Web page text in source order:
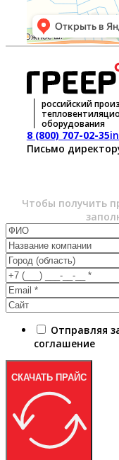
российский
оборудования
8 (800) 707-02-35
Письмо
Чтобы получить
Отправляя
соглашение
СКАЧАТЬ ПРАЙС